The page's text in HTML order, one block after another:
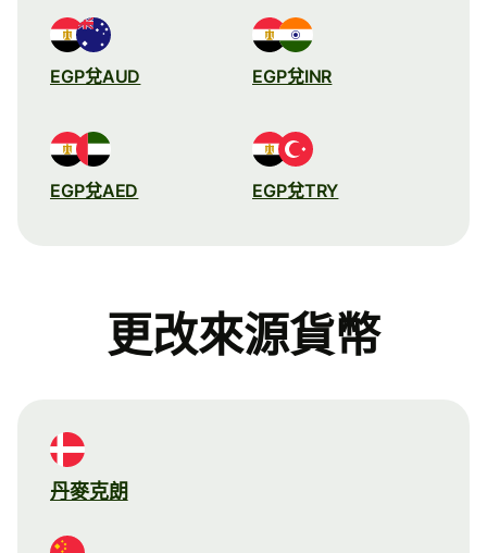
EGP兌AUD EGP兌INR
EGP兌AED EGP兌TRY
更改來源貨幣
丹麥克朗